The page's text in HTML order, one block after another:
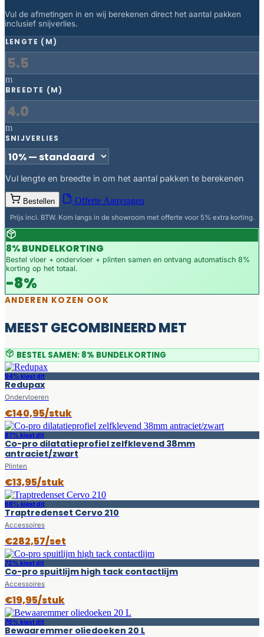
Vul de afmetingen in en wij berekenen direct het aantal pakken
inclusief snijverlies.
LENGTE (M)
m
BREEDTE (M)
m
SNIJVERLIES
Vul lengte en breedte in om het aantal pakken te berekenen
Bestellen Offerte Aanvragen
Prijs incl. BTW. Kom langs in de showroom met offerte voor 5% extra korting.
8% BUNDELKORTING
Bestel vloer + ondervloer + plinten samen en ontvang automatisch 8%
korting op het totaal.
-8%
ANDEREN KOZEN OOK
MEEST GECOMBINEERD MET
BESTEL SAMEN: 8% BUNDELKORTING
94% kiest dit
Redupax
Ondervloeren
€140,95/stuk
87% kiest dit
Co-pro dilatatieprofiel zelfklevend 38mm
antraciet/zwart
Plinten
€13,95/stuk
68% kiest dit
Traptredenset Cervo 210
Accessoires
€282,57/set
72% kiest dit
Co-pro spuitlijm high tack contactlijm
Accessoires
€19,95/stuk
76% kiest dit
Bewaaremmer oliedoeken 20 L